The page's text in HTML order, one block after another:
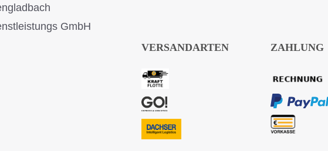
GmbH
VERSANDARTEN ZAHLUNG